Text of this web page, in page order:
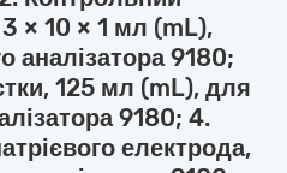
3 × 10 × 1 мл (mL),
аналізатора 9180;
125 мл (mL), для
9180; 4.
електрода,